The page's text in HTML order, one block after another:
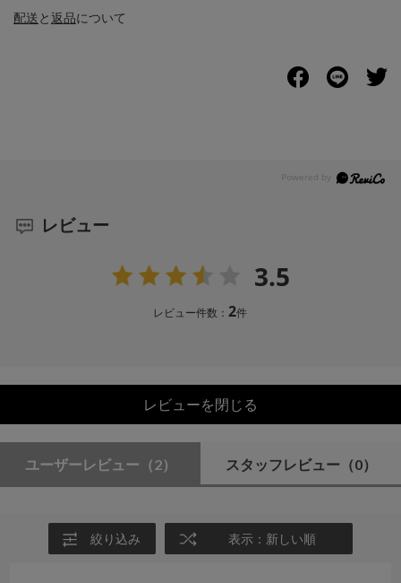
配送と返品について
レビュー
3.5
レビュー件数：2件
レビューを閉じる
ユーザーレビュー （2） スタッフレビュー （0）
絞り込み 表示：新しい順